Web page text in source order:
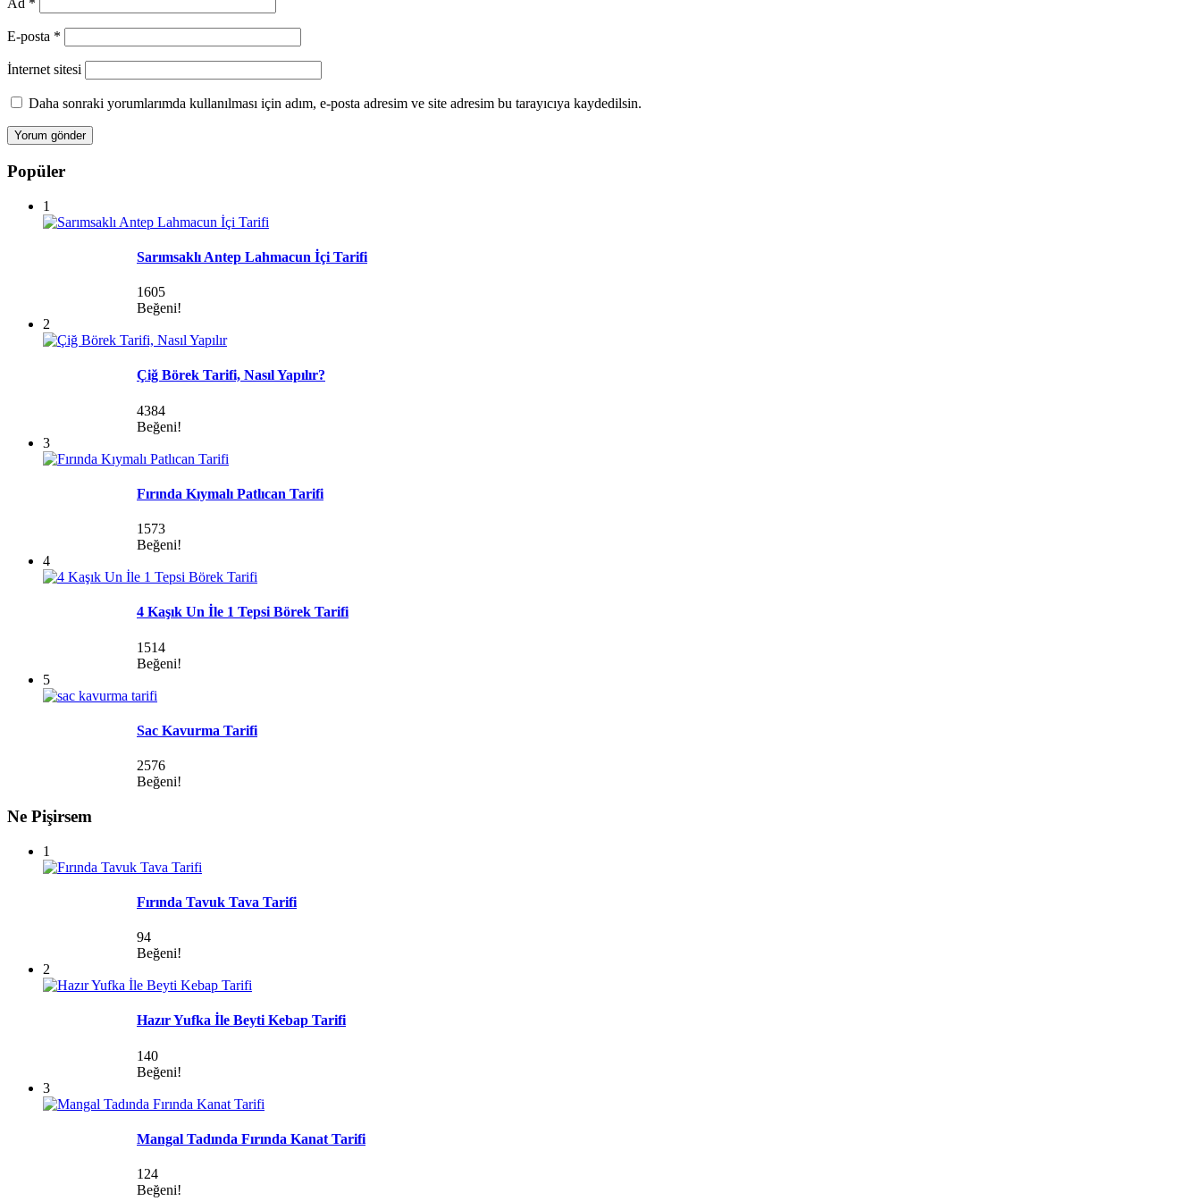
Ad *
E-posta *
İnternet sitesi
Daha sonraki yorumlarımda kullanılması için adım, e-posta adresim ve site adresim bu tarayıcıya kaydedilsin.
Popüler
1
Sarımsaklı Antep Lahmacun İçi Tarifi
1605
Beğeni!
2
Çiğ Börek Tarifi, Nasıl Yapılır?
4384
Beğeni!
3
Fırında Kıymalı Patlıcan Tarifi
1573
Beğeni!
4
4 Kaşık Un İle 1 Tepsi Börek Tarifi
1514
Beğeni!
5
Sac Kavurma Tarifi
2576
Beğeni!
Ne Pişirsem
1
Fırında Tavuk Tava Tarifi
94
Beğeni!
2
Hazır Yufka İle Beyti Kebap Tarifi
140
Beğeni!
3
Mangal Tadında Fırında Kanat Tarifi
124
Beğeni!